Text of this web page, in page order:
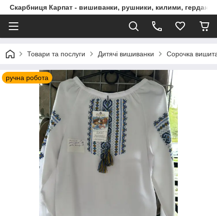
Скарбниця Карпат - вишиванки, рушники, килими, гердани,
Товари та послуги Дитячі вишиванки Сорочка
ручна робота